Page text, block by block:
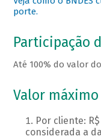
porte.
Participação
Até 100% do valor
Valor
Por cliente:
considerada a